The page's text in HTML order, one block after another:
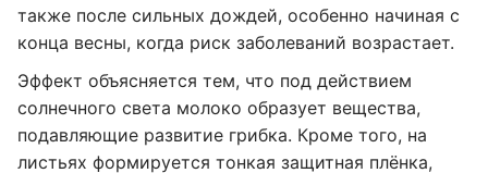
также после сильных дождей, особенно начиная с
конца весны, когда риск заболеваний возрастает.
Эффект объясняется тем, что под действием
солнечного света молоко образует вещества,
подавляющие развитие грибка. Кроме того, на
листьях формируется тонкая защитная плёнка,